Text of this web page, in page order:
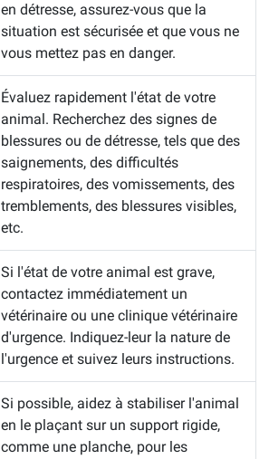
en détresse, assurez-vous que la
situation est sécurisée et que vous ne
vous mettez pas en danger.
Évaluez rapidement l'état de votre
animal. Recherchez des signes de
blessures ou de détresse, tels que des
saignements, des difficultés
respiratoires, des vomissements, des
tremblements, des blessures visibles,
etc.
Si l'état de votre animal est grave,
contactez immédiatement un
vétérinaire ou une clinique vétérinaire
d'urgence. Indiquez-leur la nature de
l'urgence et suivez leurs instructions.
Si possible, aidez à stabiliser l'animal
en le plaçant sur un support rigide,
comme une planche, pour les